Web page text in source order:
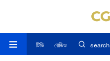
টিভি রেডিও search